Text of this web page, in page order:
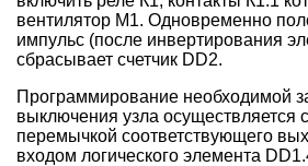
вентилятор М1. Одновременно
импульс (после инвертирования
сбрасывает счетчик DD2.
Программирование необходимой
выключения узла осуществляется
перемычкой соответствующего
входом логического элемента